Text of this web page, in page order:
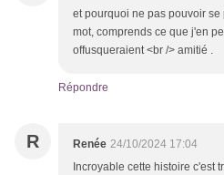
et pourquoi ne pas pouvoir
mot, comprends ce que j'en
offusqueraient <br /> amitié .
Répondre
R Renée 24/10/2024 17:04
Incroyable cette histoire c'est